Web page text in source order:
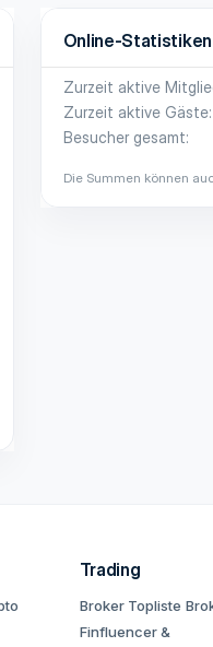
Online-Statistiken
Zurzeit aktive
Zurzeit aktive Gäste
Besucher gesamt
Die Summen können
Trading
Broker Topliste
Finfluencer &